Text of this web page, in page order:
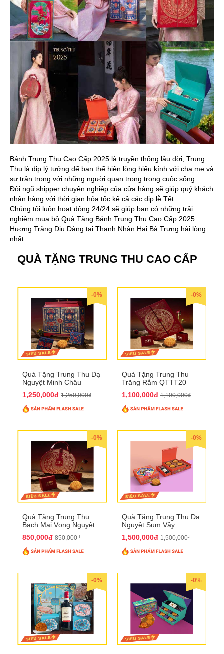
Bánh Trung Thu Cao Cấp 2025 là truyền thống lâu đời, Trung
Thu là dịp lý tưởng để bạn thể hiện lòng hiếu kính với cha mẹ và
sự trân trọng với những người quan trọng trong cuộc sống.
Đội ngũ shipper chuyên nghiệp của cửa hàng sẽ giúp quý khách
nhận hàng với thời gian hỏa tốc kể cả các dịp lễ Tết.
Chúng tôi luôn hoạt động 24/24 sẽ giúp bạn có những trải
nghiệm mua bộ Quà Tặng Bánh Trung Thu Cao Cấp 2025
Hương Trăng Dịu Dàng tại Thanh Nhàn Hai Bà Trưng hài lòng
nhất.
QUÀ TẶNG TRUNG THU CAO CẤP
-0%
Quà Tặng Trung Thu Dạ
Nguyệt Minh Châu
1,250,000đ 1,250,000₫
-0%
Quà Tặng Trung Thu
Trăng Rằm QTTT20
1,100,000đ 1,100,000₫
-0%
Quà Tặng Trung Thu
Bạch Mai Vọng Nguyệt
850,000đ 850,000₫
-0%
Quà Tặng Trung Thu Dạ
Nguyệt Sum Vầy
1,500,000đ 1,500,000₫
-0% -0%